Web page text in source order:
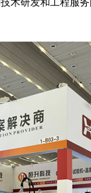
术研发和工程服